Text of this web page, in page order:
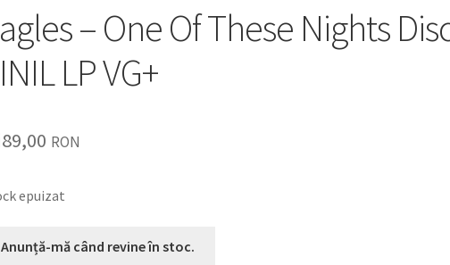
– One Of These Nights
LP VG+
89,00 RON
epuizat